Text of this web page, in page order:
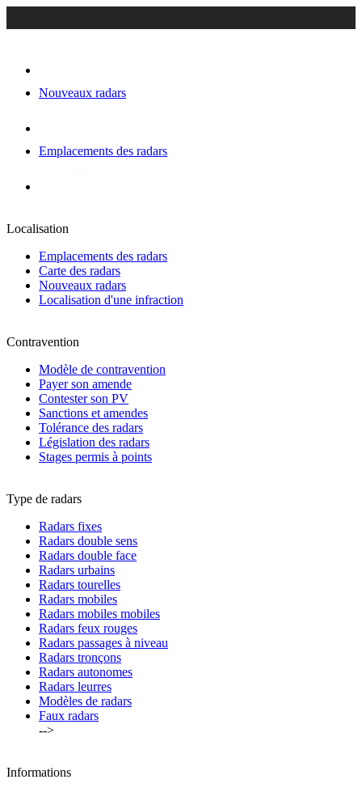
Nouveaux radars
Emplacements des radars
Localisation
Emplacements des radars
Carte des radars
Nouveaux radars
Localisation d'une infraction
Contravention
Modèle de contravention
Payer son amende
Contester son PV
Sanctions et amendes
Tolérance des radars
Législation des radars
Stages permis à points
Type de radars
Radars fixes
Radars double sens
Radars double face
Radars urbains
Radars tourelles
Radars mobiles
Radars mobiles mobiles
Radars feux rouges
Radars passages à niveau
Radars tronçons
Radars autonomes
Radars leurres
Modèles de radars
Faux radars
-->
Informations